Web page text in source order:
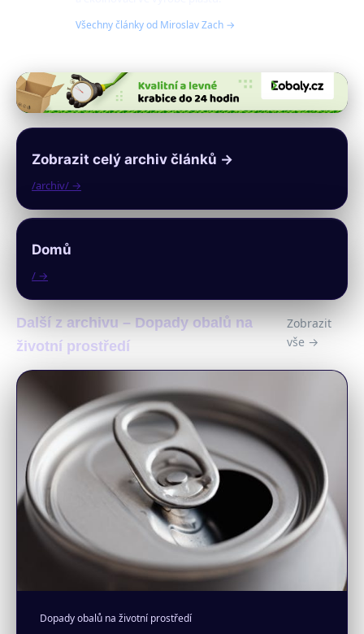
Všechny články od Miroslav Zach →
Zobrazit celý archiv článků →
/archiv/ →
Domů
/ →
Další z archivu – Dopady obalů na
životní prostředí
Zobrazit
vše →
Dopady obalů na životní prostředí